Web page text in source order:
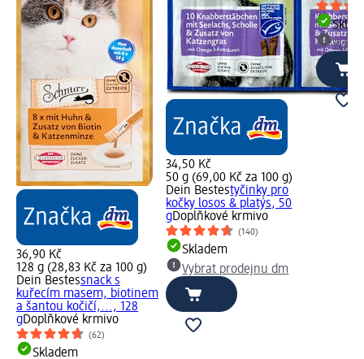
36,90 Kč
128 g (28,83 Kč za 100 g)
Dein Bestessnack s
kuřecím masem, biotinem
a šantou kočičí,..., 128
gDoplňkové krmivo
(62)
Skladem
34,50 Kč
50 g (69,00 Kč za 100 g)
Dein Bestestyčinky pro
kočky losos & platýs, 50
gDoplňkové krmivo
(140)
Skladem
Vybrat prodejnu dm